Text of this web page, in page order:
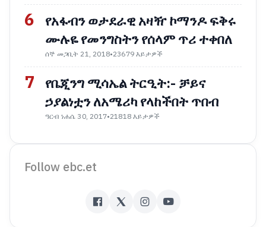
6
የአፋብን ወታደራዊ አዛዥ ኮማንዶ ፍቅሩ
ሙሉዬ የመንግስትን የሰላም ጥሪ ተቀበለ
ሰኞ መጋቢት 21, 2018•23679 እይታዎች
7
የቤጂንግ ሚሳኤል ትርዒት:- ቻይና
ኃያልነቷን ለአሜሪካ የላከችበት ጥበብ
ዓርብ ነሐሴ 30, 2017•21818 እይታዎች
Follow ebc.et